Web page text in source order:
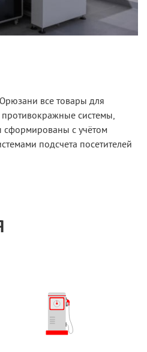
все товары для
системы,
сформированы с учётом
подсчета посетителей